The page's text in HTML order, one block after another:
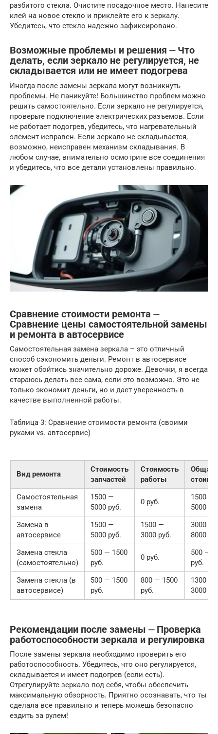
разбитого стекла. Очистите посадочное место. Нанесите
клей на новое стекло и приклейте его к зеркалу.
Убедитесь, что стекло надежно зафиксировано.
Возможные проблемы и решения ⏤ Что
делать, если зеркало не регулируется, не
складывается или не имеет подогрева
Иногда после замены зеркала могут возникнуть
проблемы. Не паникуйте! Большинство проблем можно
решить самостоятельно. Если зеркало не регулируется,
проверьте подключение электрических разъемов. Если
не работает подогрев, убедитесь, что нагревательный
элемент исправен. Если зеркало не складывается,
возможно, неисправен механизм складывания. В
любом случае, внимательно осмотрите все соединения
и убедитесь, что все детали установлены правильно.
Сравнение стоимости ремонта ⏤
Сравнение цены самостоятельной замены
и ремонта в автосервисе
Самостоятельная замена зеркала – это отличный
способ сэкономить деньги. Ремонт в автосервисе
может обойтись значительно дороже. Девочки, я всегда
стараюсь делать все сама, если это возможно. Это не
только экономит деньги, но и дает уверенность в
качестве выполненной работы.
Таблица 3: Сравнение стоимости ремонта (своими
руками vs. автосервис)
Вид ремонта
Стоимость
запчастей
Стоимость
работы
Общая
Самостоятельная
замена
1500 —
5000 руб.
0 руб.
1500 —
5000
Замена в
автосервисе
1500 —
5000 руб.
1500 —
3000 руб.
3000 —
8000
Замена стекла
(самостоятельно)
500 — 1500
руб.
0 руб.
500 —
руб.
Замена стекла (в
автосервисе)
500 — 1500
руб.
800 — 1500
руб.
1300 —
3000
Рекомендации после замены ⏤ Проверка
работоспособности зеркала и регулировка
После замены зеркала необходимо проверить его
работоспособность. Убедитесь, что оно регулируется,
складывается и имеет подогрев (если есть).
Отрегулируйте зеркало под себя, чтобы обеспечить
максимальную обзорность. Приятно осознавать, что ты
сделала все правильно и теперь можешь безопасно
ездить за рулем!